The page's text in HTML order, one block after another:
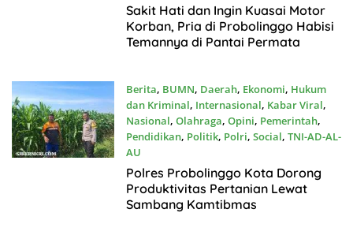
Juli17, 2026
Sakit Hati dan Ingin Kuasai Motor
Korban, Pria di Probolinggo Habisi
Temannya di Pantai Permata
Berita, BUMN, Daerah, Ekonomi, Hukum
dan Kriminal, Internasional, Kabar Viral,
Nasional, Olahraga, Opini, Pemerintah,
Pendidikan, Politik, Polri, Social, TNI-AD-AL-
AU
Juli15, 2026
Polres Probolinggo Kota Dorong
Produktivitas Pertanian Lewat
Sambang Kamtibmas